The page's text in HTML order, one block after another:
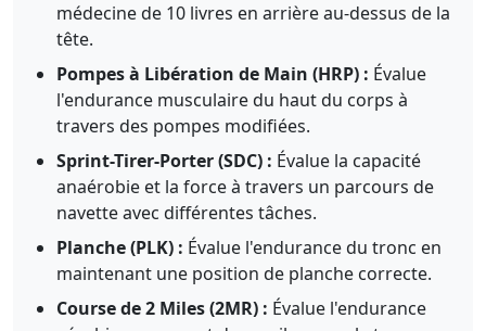
médecine de 10 livres en arrière au-dessus de la
tête.
Pompes à Libération de Main (HRP) : Évalue
l'endurance musculaire du haut du corps à
travers des pompes modifiées.
Sprint-Tirer-Porter (SDC) : Évalue la capacité
anaérobie et la force à travers un parcours de
navette avec différentes tâches.
Planche (PLK) : Évalue l'endurance du tronc en
maintenant une position de planche correcte.
Course de 2 Miles (2MR) : Évalue l'endurance